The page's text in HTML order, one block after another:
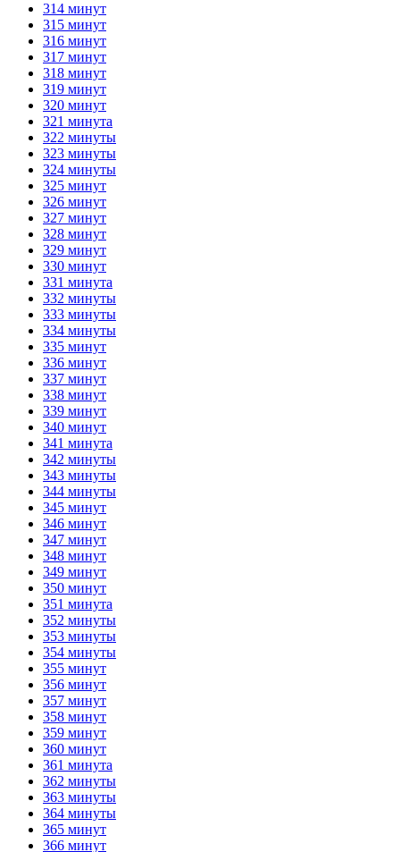
314 минут
315 минут
316 минут
317 минут
318 минут
319 минут
320 минут
321 минута
322 минуты
323 минуты
324 минуты
325 минут
326 минут
327 минут
328 минут
329 минут
330 минут
331 минута
332 минуты
333 минуты
334 минуты
335 минут
336 минут
337 минут
338 минут
339 минут
340 минут
341 минута
342 минуты
343 минуты
344 минуты
345 минут
346 минут
347 минут
348 минут
349 минут
350 минут
351 минута
352 минуты
353 минуты
354 минуты
355 минут
356 минут
357 минут
358 минут
359 минут
360 минут
361 минута
362 минуты
363 минуты
364 минуты
365 минут
366 минут